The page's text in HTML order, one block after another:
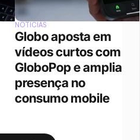
NOTÍCIAS
Globo aposta em
vídeos curtos com
GloboPop e amplia
presença no
consumo mobile